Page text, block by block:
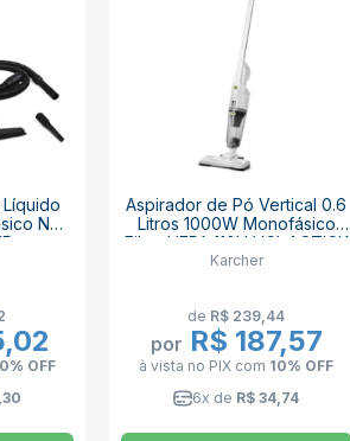
NT
OFF
Aspirador de Pó Vertical 0.6
Litros 1000W Monofásico
Filtro HEPA 110V VCL 1 STICK
KARCHER
Karcher
de R$ 239,44
por R$ 187,57
à vista no PIX com 10% OFF
6x de R$ 34,74